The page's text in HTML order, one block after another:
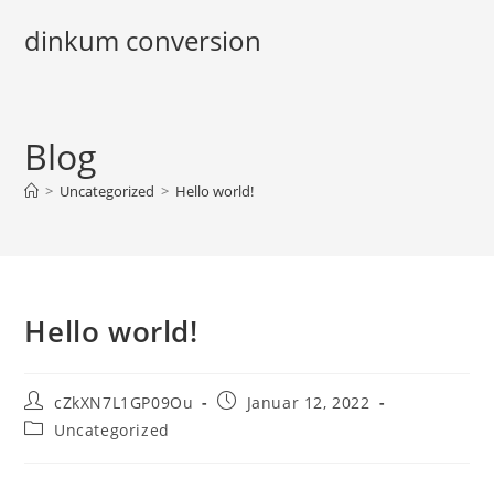
Inhaltdinkum conversion
Blog
> Uncategorized > Hello world!
Hello world!
Beitrags-
Autor:
cZkXN7L1GP09Ou
BeitragJanuar 12, 2022
Beitrags-
Uncategorized